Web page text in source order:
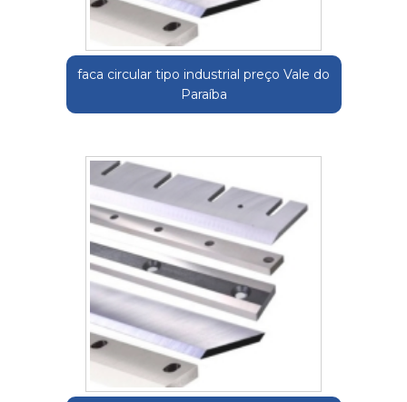
faca circular tipo industrial preço Vale do
Paraíba